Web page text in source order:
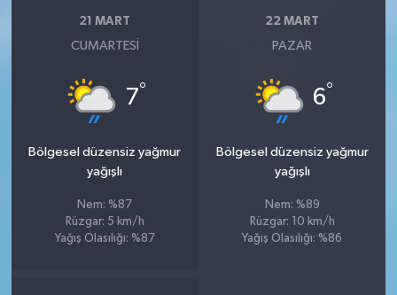
21 MART
CUMARTESI
7°
Bölgesel düzensiz yağmur
yağışlı
Nem: %87
Rüzgar: 5 km/h
Yağış Olasılığı: %87
22 MART
PAZAR
6°
Bölgesel düzensiz yağmur
yağışlı
Nem: %89
Rüzgar: 10 km/h
Yağış Olasılığı: %86